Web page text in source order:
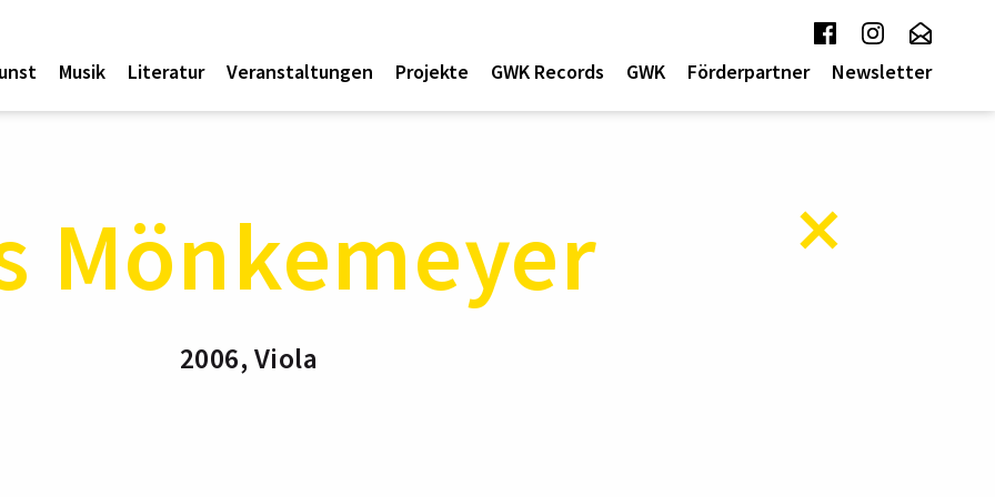
Musik Literatur Veranstaltungen Projekte GWK Records GWK Förderpartner Newsletter
Mönkemeyer
2006, Viola